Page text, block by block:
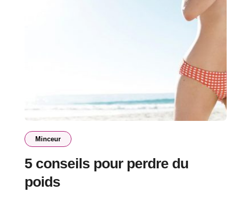
Minceur
5 conseils pour perdre du
poids